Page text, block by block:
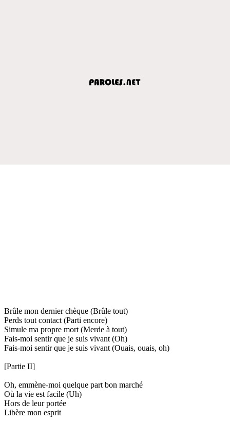
Brûle mon dernier chèque (Brûle tout)
Perds tout contact (Parti encore)
Simule ma propre mort (Merde à tout)
Fais-moi sentir que je suis vivant (Oh)
Fais-moi sentir que je suis vivant (Ouais, ouais, oh)
[Partie II]
Oh, emmène-moi quelque part bon marché
Où la vie est facile (Uh)
Hors de leur portée
Libère mon esprit